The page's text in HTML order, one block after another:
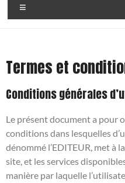
Termes et
Conditions générales
Le présent document a pour
conditions dans lesquelles
dénommé l’EDITEUR, met à
site, et les services
manière par laquelle